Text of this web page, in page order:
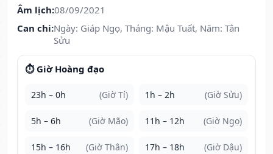
Âm lịch:08/09/2021
Can chi:Ngày: Giáp Ngọ, Tháng: Mậu Tuất, Năm: Tân
Sửu
⏱️ Giờ Hoàng đạo
23h – 0h (Giờ Tí) 1h – 2h (Giờ Sửu)
5h – 6h (Giờ Mão) 11h – 12h (Giờ Ngọ)
15h – 16h (Giờ Thân) 17h – 18h (Giờ Dậu)